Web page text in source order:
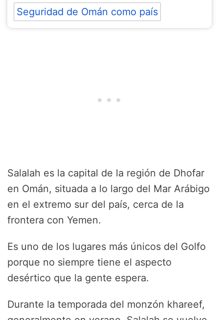
Seguridad de Omán como país
Salalah es la capital de la región de Dhofar
en Omán, situada a lo largo del Mar Arábigo
en el extremo sur del país, cerca de la
frontera con Yemen.
Es uno de los lugares más únicos del Golfo
porque no siempre tiene el aspecto
desértico que la gente espera.
Durante la temporada del monzón khareef,